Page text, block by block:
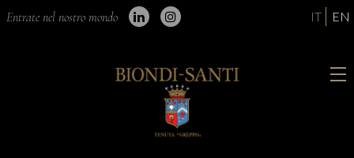
Entrate nel nostro mondo IT EN